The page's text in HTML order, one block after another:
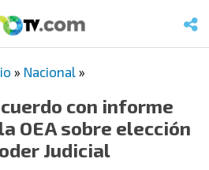
» Nacional »
con informe
OEA sobre elección
Judicial